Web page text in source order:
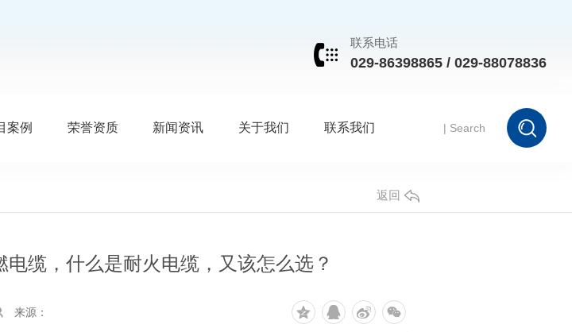
联系电话
029-86398865 / 029-88078836
案例 荣誉资质 新闻资讯 关于我们 联系我们
返回
电缆，什么是耐火电缆，又该怎么选？
来源：